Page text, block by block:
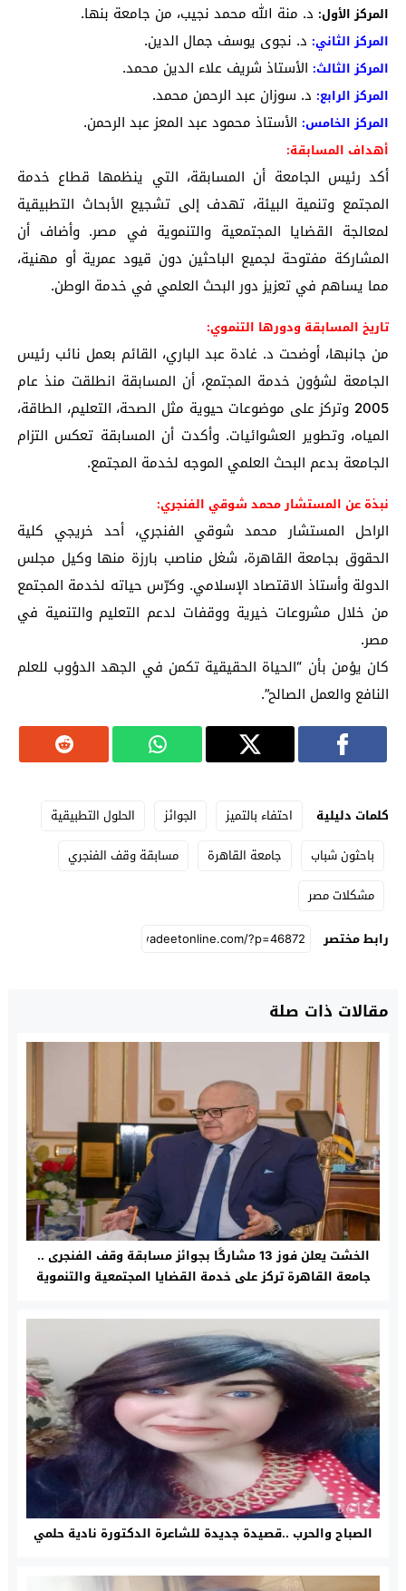
المركز الأول: د. منة الله محمد نجيب، من جامعة بنها.
المركز الثاني: د. نجوى يوسف جمال الدين.
المركز الثالث: الأستاذ شريف علاء الدين محمد.
المركز الرابع: د. سوزان عبد الرحمن محمد.
المركز الخامس: الأستاذ محمود عبد المعز عبد الرحمن.
أهداف المسابقة:
أكد رئيس الجامعة أن المسابقة، التي ينظمها قطاع خدمة
المجتمع وتنمية البيئة، تهدف إلى تشجيع الأبحاث التطبيقية
لمعالجة القضايا المجتمعية والتنموية في مصر. وأضاف أن
المشاركة مفتوحة لجميع الباحثين دون قيود عمرية أو مهنية،
مما يساهم في تعزيز دور البحث العلمي في خدمة الوطن.
تاريخ المسابقة ودورها التنموي:
من جانبها، أوضحت د. غادة عبد الباري، القائم بعمل نائب رئيس
الجامعة لشؤون خدمة المجتمع، أن المسابقة انطلقت منذ عام
2005 وتركز على موضوعات حيوية مثل الصحة، التعليم، الطاقة،
المياه، وتطوير العشوائيات. وأكدت أن المسابقة تعكس التزام
الجامعة بدعم البحث العلمي الموجه لخدمة المجتمع.
نبذة عن المستشار محمد شوقي الفنجري:
الراحل المستشار محمد شوقي الفنجري، أحد خريجي كلية
الحقوق بجامعة القاهرة، شغل مناصب بارزة منها وكيل مجلس
الدولة وأستاذ الاقتصاد الإسلامي. وكرّس حياته لخدمة المجتمع
من خلال مشروعات خيرية ووقفات لدعم التعليم والتنمية في
مصر.
كان يؤمن بأن “الحياة الحقيقية تكمن في الجهد الدؤوب للعلم
النافع والعمل الصالح”.
كلمات دليلية احتفاء بالتميز الجوائز
الحلول التطبيقية
باحثون شباب
جامعة القاهرة
مسابقة وقف الفنجري
مشكلات مصر
رابط مختصر
مقالات ذات صلة
الخشت يعلن فوز 13 مشاركًا بجوائز مسابقة وقف الفنجرى ..
جامعة القاهرة تركز على خدمة القضايا المجتمعية والتنموية
الصباح والحرب ..قصيدة جديدة للشاعرة الدكتورة نادية حلمي